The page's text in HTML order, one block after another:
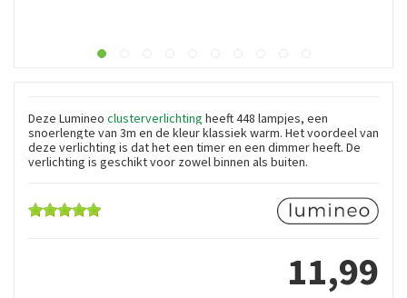
Deze Lumineo clusterverlichting heeft 448 lampjes, een
snoerlengte van 3m en de kleur klassiek warm. Het voordeel van
deze verlichting is dat het een timer en een dimmer heeft. De
verlichting is geschikt voor zowel binnen als buiten.
11,99